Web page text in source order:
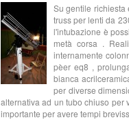
Su gentile richiesta
truss per lenti da
l'intubazione è
metà corsa .
internamente
pèer eq8 ,
bianca
per diverse
alternativa ad un tubo chiuso per
importante per avere tempi